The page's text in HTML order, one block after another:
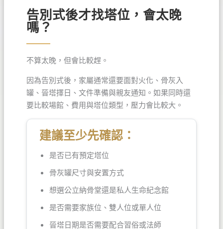
告別式後才找塔位，會太晚
嗎？
不算太晚，但會比較趕。
因為告別式後，家屬通常還要面對火化、骨灰入
罐、晉塔擇日、文件準備與親友通知。如果同時還
要比較場館、費用與塔位類型，壓力會比較大。
建議至少先確認：
是否已有預定塔位
骨灰罐尺寸與安置方式
想選公立納骨堂還是私人生命紀念館
是否需要家族位、雙人位或單人位
晉塔日期是否需要配合習俗或法師